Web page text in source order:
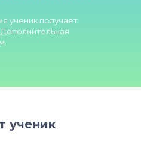
ученик получает
Дополнительная
ученик